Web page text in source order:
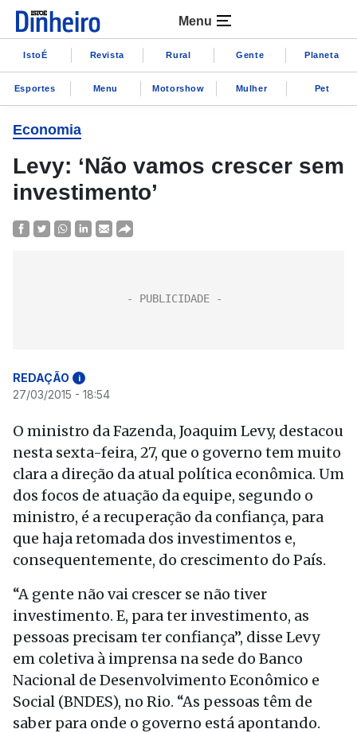
Menu
IstoÉ Revista Rural Gente Planeta
Esportes Menu Motorshow Mulher Pet
Economia
Levy: ‘Não vamos crescer sem
investimento’
REDAÇÃO i
27/03/2015 - 18:54
O ministro da Fazenda, Joaquim Levy, destacou
nesta sexta-feira, 27, que o governo tem muito
clara a direção da atual política econômica. Um
dos focos de atuação da equipe, segundo o
ministro, é a recuperação da confiança, para
que haja retomada dos investimentos e,
consequentemente, do crescimento do País.
“A gente não vai crescer se não tiver
investimento. E, para ter investimento, as
pessoas precisam ter confiança”, disse Levy
em coletiva à imprensa na sede do Banco
Nacional de Desenvolvimento Econômico e
Social (BNDES), no Rio. “As pessoas têm de
saber para onde o governo está apontando.